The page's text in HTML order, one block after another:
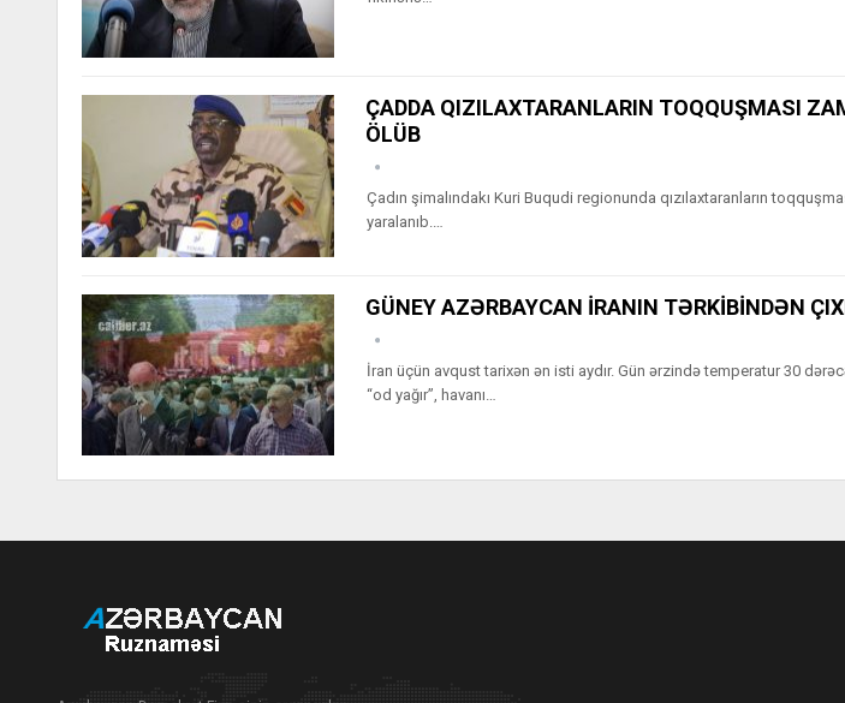
ÇADDA QIZILAXTARANLARIN TOQQUŞMASI
ÖLÜB
Çadın şimalındakı Kuri Buqudi regionunda qızılaxtaranların
yaralanıb.…
GÜNEY AZƏRBAYCAN İRANIN TƏRKİBİNDƏN
İran üçün avqust tarixən ən isti aydır. Gün ərzində temperatur 30
“od yağır”, havanı…